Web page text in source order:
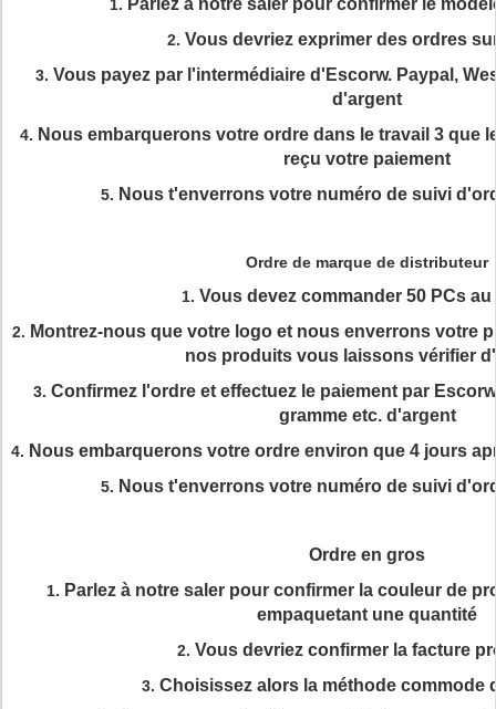
1. Parlez à notre saler pour confirmer le
2. Vous devriez exprimer des ordres
3. Vous payez par l'intermédiaire d'Escorw. Paypal,
d'argent
4. Nous embarquerons votre ordre dans le travail 3 que
reçu votre paiement
5. Nous t'enverrons votre numéro de suivi
Ordre de marque de distributeur
1. Vous devez commander 50 PCs
2. Montrez-nous que votre logo et nous enverrons votre
nos produits vous laissons vérifier
3. Confirmez l'ordre et effectuez le paiement par
gramme etc. d'argent
4. Nous embarquerons votre ordre environ que 4 jours
5. Nous t'enverrons votre numéro de suivi
Ordre en gros
1. Parlez à notre saler pour confirmer la couleur de
empaquetant une quantité
2. Vous devriez confirmer la facture
3. Choisissez alors la méthode commode